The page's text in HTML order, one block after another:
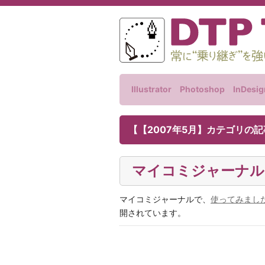
Illustrator Photoshop
【【2007年5月】カテゴリの
マイコミジャーナ
マイコミジャーナルで、 使ってみまし
開されています。